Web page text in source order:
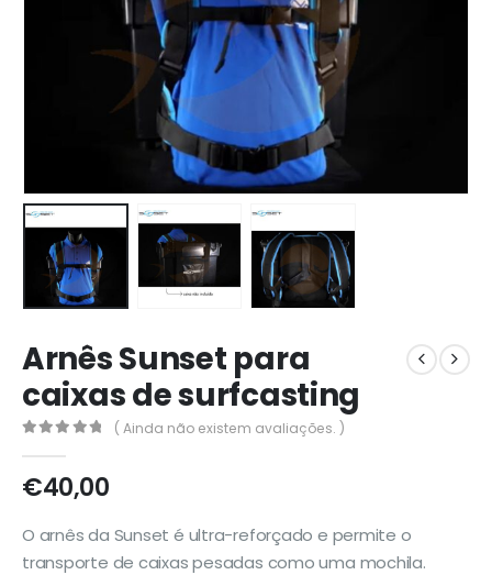
Arnês Sunset para
caixas de surfcasting
( Ainda não existem avaliações. )
€40,00
O arnês da Sunset é ultra-reforçado e permite o
transporte de caixas pesadas como uma mochila.